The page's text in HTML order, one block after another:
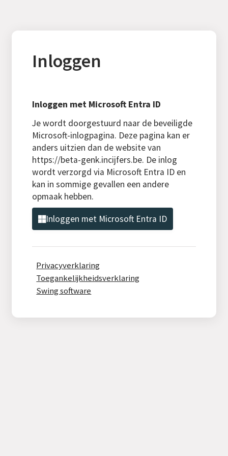
Inloggen
Inloggen met Microsoft Entra ID
Je wordt doorgestuurd naar de beveiligde
Microsoft-inlogpagina. Deze pagina kan er
anders uitzien dan de website van
https://beta-genk.incijfers.be. De inlog
wordt verzorgd via Microsoft Entra ID en
kan in sommige gevallen een andere
opmaak hebben.
Inloggen met Microsoft Entra ID
Privacyverklaring
Toegankelijkheidsverklaring
Swing software